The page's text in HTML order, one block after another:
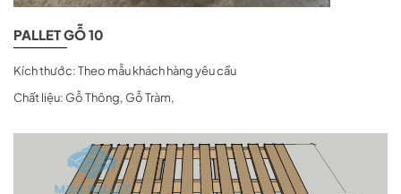
PALLET GỖ 10
Kích thước: Theo mẫu khách hàng yêu cầu
Chất liệu: Gỗ Thông, Gỗ Tràm,